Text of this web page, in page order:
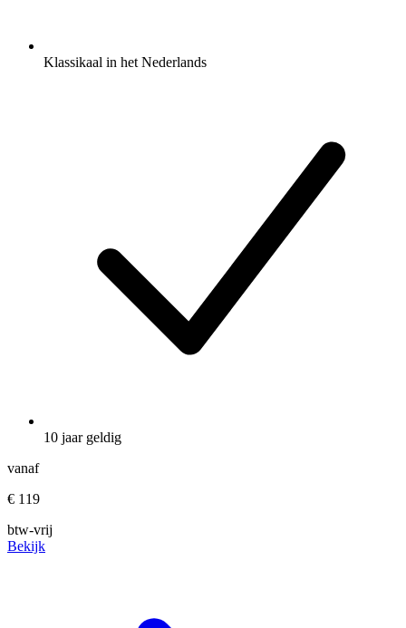
Klassikaal in het Nederlands
10 jaar geldig
vanaf
€ 119
btw-vrij
Bekijk